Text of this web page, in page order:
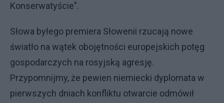
Konserwatyście".
Słowa byłego premiera Słowenii rzucają nowe
światło na wątek obojętności europejskich potęg
gospodarczych na rosyjską agresję.
Przypomnijmy, że pewien niemiecki dyplomata w
pierwszych dniach konfliktu otwarcie odmówił